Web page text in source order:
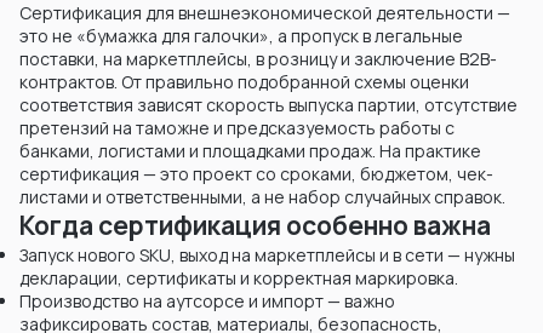
Сертификация для внешнеэкономической деятельности —
это не «бумажка для галочки», а пропуск в легальные
поставки, на маркетплейсы, в розницу и заключение B2B-
контрактов. От правильно подобранной схемы оценки
соответствия зависят скорость выпуска партии, отсутствие
претензий на таможне и предсказуемость работы с
банками, логистами и площадками продаж. На практике
сертификация — это проект со сроками, бюджетом, чек-
листами и ответственными, а не набор случайных справок.
Когда сертификация особенно важна
Запуск нового SKU, выход на маркетплейсы и в сети — нужны
декларации, сертификаты и корректная маркировка.
Производство на аутсорсе и импорт — важно
зафиксировать состав, материалы, безопасность,